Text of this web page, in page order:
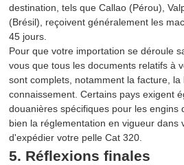
destination, tels que Callao (Pérou),
(Brésil), reçoivent généralement les
45 jours.
Pour que votre importation se déroule
vous que tous les documents relatifs à
sont complets, notamment la facture,
connaissement. Certains pays exigent
douanières spécifiques pour les engins
bien la réglementation en vigueur dans
d'expédier votre pelle Cat 320.
5. Réflexions finales